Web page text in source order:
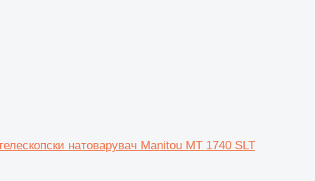
натоварувач Manitou MT 1740 SLT